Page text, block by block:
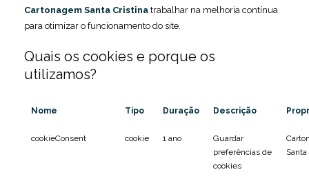
Cartonagem Santa Cristina trabalhar na melhoria contínua
para otimizar o funcionamento do site.
Quais os cookies e porque os
utilizamos?
Nome Tipo Duração Descrição
cookieConsent cookie 1 ano
Guardar
preferências de
cookies